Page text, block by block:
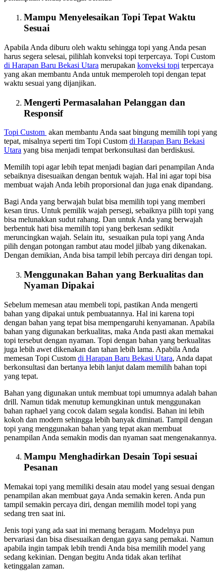
Mampu Menyelesaikan Topi Tepat Waktu
Sesuai
Apabila Anda diburu oleh waktu sehingga topi yang Anda pesan
harus segera selesai, pilihlah konveksi topi terpercaya. Topi Custom
di Harapan Baru Bekasi Utara merupakan konveksi topi terpercaya
yang akan membantu Anda untuk memperoleh topi dengan tepat
waktu sesuai yang dijanjikan.
Mengerti Permasalahan Pelanggan dan
Responsif
Topi Custom akan membantu Anda saat bingung memilih topi yang
tepat, misalnya seperti tim Topi Custom di Harapan Baru Bekasi
Utara yang bisa menjadi tempat berkonsultasi dan berdiskusi.
Memilih topi agar lebih tepat menjadi bagian dari penampilan Anda
sebaiknya disesuaikan dengan bentuk wajah. Hal ini agar topi bisa
membuat wajah Anda lebih proporsional dan juga enak dipandang.
Bagi Anda yang berwajah bulat bisa memilih topi yang memberi
kesan tirus. Untuk pemilik wajah persegi, sebaiknya pilih topi yang
bisa melunakkan sudut rahang. Dan untuk Anda yang berwajah
berbentuk hati bisa memilih topi yang berkesan sedikit
meruncingkan wajah. Selain itu, sesuaikan pula topi yang Anda
pilih dengan potongan rambut atau model jilbab yang dikenakan.
Dengan demikian, Anda bisa tampil lebih percaya diri dengan topi.
Menggunakan Bahan yang Berkualitas dan
Nyaman Dipakai
Sebelum memesan atau membeli topi, pastikan Anda mengerti
bahan yang dipakai untuk pembuatannya. Hal ini karena topi
dengan bahan yang tepat bisa mempengaruhi kenyamanan. Apabila
bahan yang digunakan berkualitas, maka Anda pasti akan memakai
topi tersebut dengan nyaman. Topi dengan bahan yang berkualitas
juga lebih awet dikenakan dan tahan lebih lama. Apabila Anda
memesan Topi Custom di Harapan Baru Bekasi Utara, Anda dapat
berkonsultasi dan bertanya lebih lanjut dalam memilih bahan topi
yang tepat.
Bahan yang digunakan untuk membuat topi umumnya adalah bahan
drill. Namun tidak menutup kemungkinan untuk menggunakan
bahan raphael yang cocok dalam segala kondisi. Bahan ini lebih
kokoh dan modern sehingga lebih banyak diminati. Tampil dengan
topi yang menggunakan bahan yang tepat akan membuat
penampilan Anda semakin modis dan nyaman saat mengenakannya.
Mampu Menghadirkan Desain Topi sesuai
Pesanan
Memakai topi yang memiliki desain atau model yang sesuai dengan
penampilan akan membuat gaya Anda semakin keren. Anda pun
tampil semakin percaya diri, dengan memilih model topi yang
sedang tren saat ini.
Jenis topi yang ada saat ini memang beragam. Modelnya pun
bervariasi dan bisa disesuaikan dengan gaya sang pemakai. Namun
apabila ingin tampak lebih trendi Anda bisa memilih model yang
sedang kekinian. Dengan begitu Anda tidak akan terlihat
ketinggalan zaman.